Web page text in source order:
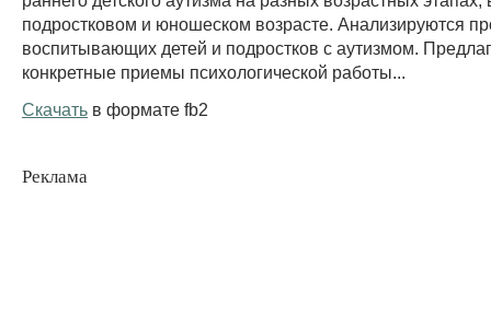
подростковом и юношеском возрасте. Анализируются
воспитывающих детей и подростков с аутизмом.
конкретные приемы психологической работы...
Скачать в формате fb2
Реклама